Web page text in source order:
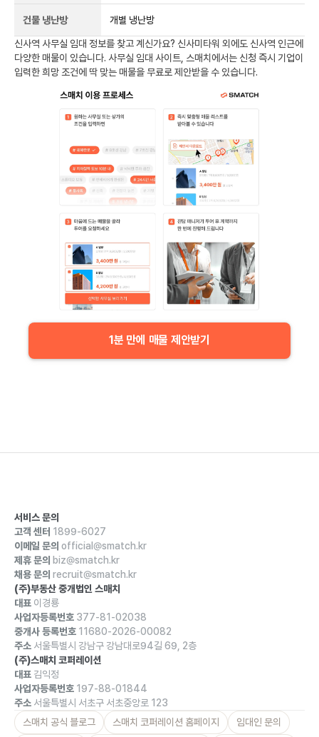
건물 냉난방 개별 냉난방
신사역 사무실 임대 정보를 찾고 계신가요? 신사미타워 외에도 신사역 인근에
다양한 매물이 있습니다. 사무실 임대 사이트, 스매치에서는 신청 즉시 기업이
입력한 희망 조건에 딱 맞는 매물을 무료로 제안받을 수 있습니다.
1분 만에 매물 제안받기
서비스 문의
고객 센터 1899-6027
이메일 문의 official@smatch.kr
제휴 문의 biz@smatch.kr
채용 문의 recruit@smatch.kr
(주)부동산 중개법인 스매치
대표 이경룡
사업자등록번호 377-81-02038
중개사 등록번호 11680-2026-00082
주소 서울특별시 강남구 강남대로94길 69, 2층
(주)스매치 코퍼레이션
대표 김익정
사업자등록번호 197-88-01844
주소 서울특별시 서초구 서초중앙로 123
스매치 공식 블로그
스매치 코퍼레이션 홈페이지 임대인 문의